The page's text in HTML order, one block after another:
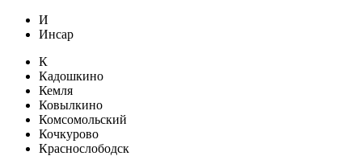
И
Инсар
К
Кадошкино
Кемля
Ковылкино
Комсомольский
Кочкурово
Краснослободск